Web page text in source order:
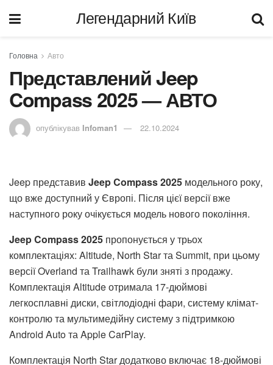
Легендарний Київ
Головна Авто
Представлений Jeep
Compass 2025 — АВТО
опублікував Infoman1 22.10.2024
Jeep представив Jeep Compass 2025 модельного року,
що вже доступний у Європі. Після цієї версії вже
наступного року очікується модель нового покоління.
Jeep Compass 2025 пропонується у трьох
комплектаціях: Altitude, North Star та Summit, при цьому
версії Overland та Trailhawk були зняті з продажу.
Комплектація Altitude отримала 17-дюймові
легкосплавні диски, світлодіодні фари, систему клімат-
контролю та мультимедійну систему з підтримкою
Android Auto та Apple CarPlay.
Комплектація North Star додатково включає 18-дюймові